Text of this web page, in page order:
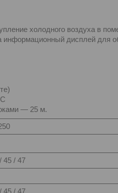
холодного воздуха в
информационный дисплей для
— 25 м.
45 / 47
45 / 47